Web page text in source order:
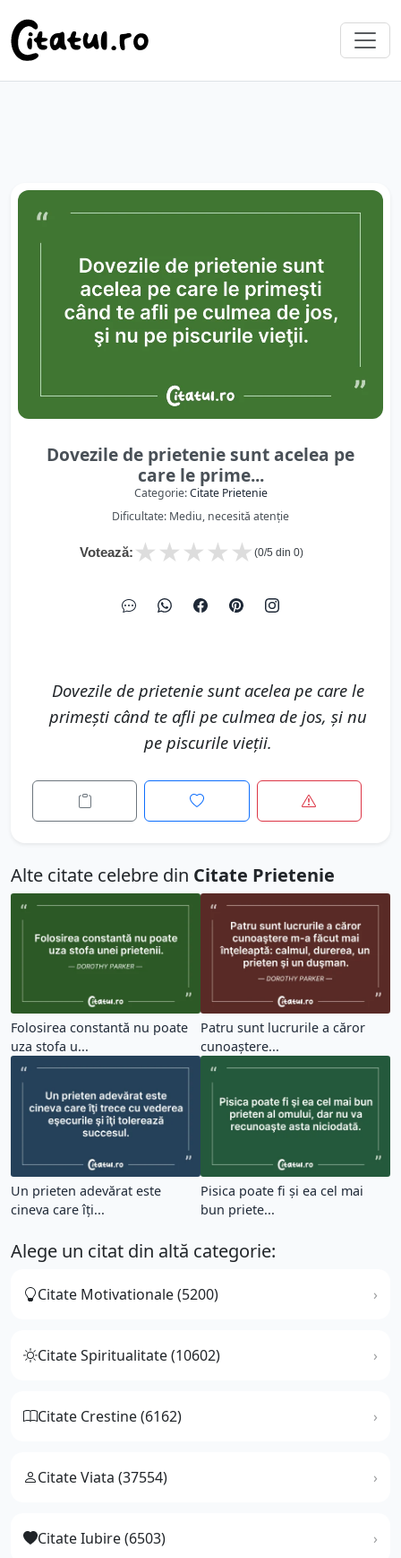
Dovezile de prietenie sunt acelea pe
care le prime...
Categorie:Citate Prietenie
Dificultate: Mediu, necesită atenție
Votează: ★
★
★
★
★ (0/5 din 0)
Dovezile de prietenie sunt acelea pe care le
primeşti când te afli pe culmea de jos, şi nu
pe piscurile vieţii.
Alte citate celebre din Citate Prietenie
Folosirea constantă nu poate
uza stofa u...
Patru sunt lucrurile a căror
cunoaştere...
Un prieten adevărat este
cineva care îţi...
Pisica poate fi şi ea cel mai
bun priete...
Alege un citat din altă categorie:
Citate Motivationale (5200)
Citate Spiritualitate (10602)
Citate Crestine (6162)
Citate Viata (37554)
Citate Iubire (6503)